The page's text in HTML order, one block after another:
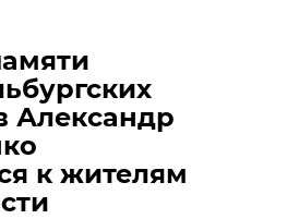
Александр
к жителям